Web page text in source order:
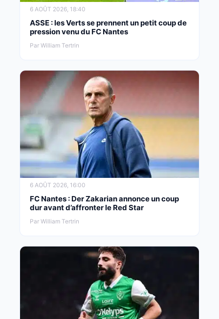
6 AOÛT 2026, 18:40
ASSE : les Verts se prennent un petit coup de
pression venu du FC Nantes
Par William Tertrin
6 AOÛT 2026, 16:00
FC Nantes : Der Zakarian annonce un coup
dur avant d’affronter le Red Star
Par William Tertrin